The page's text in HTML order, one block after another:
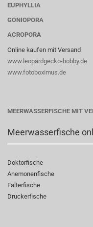
EUPHYLLIA
GONIOPORA
ACROPORA
Online kaufen mit Versand
www.leopardgecko-hobby.de
www.fotoboximus.de
MEERWASSERFISCHE MIT
Meerwasserfische
Doktorfische
Anemonenfische
Falterfische
Druckerfische